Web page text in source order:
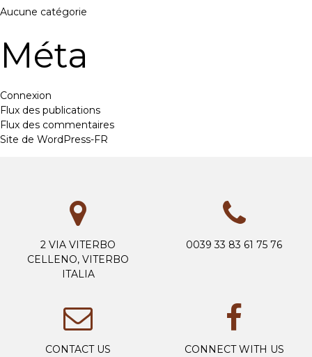
Aucune catégorie
Méta
Connexion
Flux des publications
Flux des commentaires
Site de WordPress-FR
2 VIA VITERBO
CELLENO, VITERBO
ITALIA
0039 33 83 61 75 76
CONTACT US CONNECT WITH US